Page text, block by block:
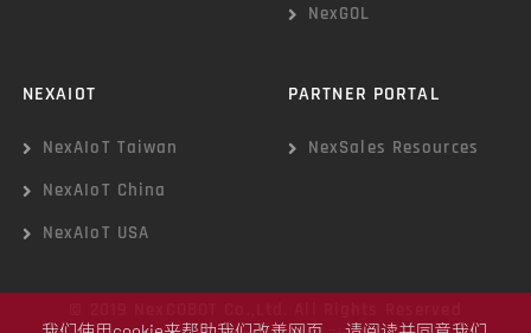
NexGOL
NEXAIOT
NexAIoT Taiwan
NexAIoT China
NexAIoT USA
PARTNER PORTAL
NexSales Resources